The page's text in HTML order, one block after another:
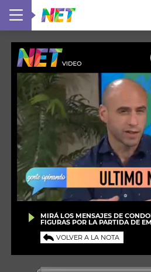
MIRÁ LOS MENSAJES DE
FIGURAS POR LA PARTIDA DE
VOLVER A LA NOTA